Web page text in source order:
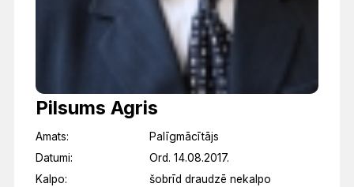
Pilsums Agris
Amats:
Palīgmācītājs
Datumi:
Ord. 14.08.2017.
Kalpo:
šobrīd draudzē nekalpo